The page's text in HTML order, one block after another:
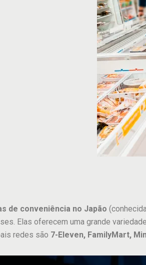
de conveniência no Japão
Elas oferecem uma grande
redes são 7-Eleven, FamilyMart,